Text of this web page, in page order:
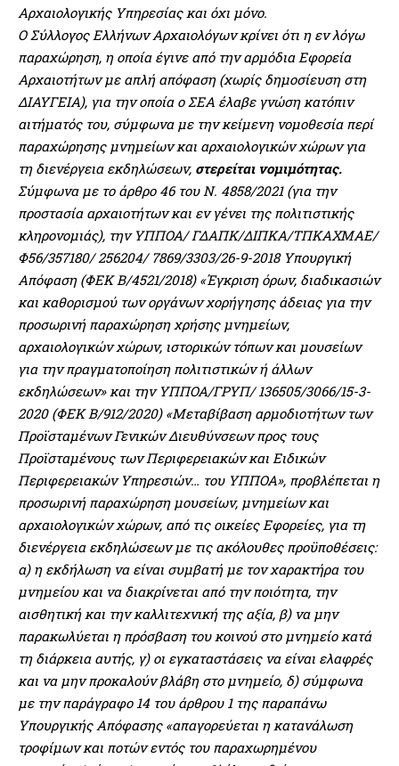
Αρχαιολογικής Υπηρεσίας και όχι μόνο.
Ο Σύλλογος Ελλήνων Αρχαιολόγων κρίνει ότι η εν λόγω
παραχώρηση, η οποία έγινε από την αρμόδια Εφορεία
Αρχαιοτήτων με απλή απόφαση (χωρίς δημοσίευση στη
ΔΙΑΥΓΕΙΑ), για την οποία ο ΣΕΑ έλαβε γνώση κατόπιν
αιτήματός του, σύμφωνα με την κείμενη νομοθεσία περί
παραχώρησης μνημείων και αρχαιολογικών χώρων για
τη διενέργεια εκδηλώσεων, στερείται νομιμότητας.
Σύμφωνα με το άρθρο 46 του Ν. 4858/2021 (για την
προστασία αρχαιοτήτων και εν γένει της πολιτιστικής
κληρονομιάς), την ΥΠΠΟΑ/ ΓΔΑΠΚ/ΔΙΠΚΑ/ΤΠΚΑΧΜΑΕ/
Φ56/357180/ 256204/ 7869/3303/26-9-2018 Υπουργική
Απόφαση (ΦΕΚ Β/4521/2018) «Έγκριση όρων, διαδικασιών
και καθορισμού των οργάνων χορήγησης άδειας για την
προσωρινή παραχώρηση χρήσης μνημείων,
αρχαιολογικών χώρων, ιστορικών τόπων και μουσείων
για την πραγματοποίηση πολιτιστικών ή άλλων
εκδηλώσεων» και την ΥΠΠΟΑ/ΓΡΥΠ/ 136505/3066/15-3-
2020 (ΦΕΚ Β/912/2020) «Μεταβίβαση αρμοδιοτήτων των
Προϊσταμένων Γενικών Διευθύνσεων προς τους
Προϊσταμένους των Περιφερειακών και Ειδικών
Περιφερειακών Υπηρεσιών… του ΥΠΠΟΑ», προβλέπεται η
προσωρινή παραχώρηση μουσείων, μνημείων και
αρχαιολογικών χώρων, από τις οικείες Εφορείες, για τη
διενέργεια εκδηλώσεων με τις ακόλουθες προϋποθέσεις:
α) η εκδήλωση να είναι συμβατή με τον χαρακτήρα του
μνημείου και να διακρίνεται από την ποιότητα, την
αισθητική και την καλλιτεχνική της αξία, β) να μην
παρακωλύεται η πρόσβαση του κοινού στο μνημείο κατά
τη διάρκεια αυτής, γ) οι εγκαταστάσεις να είναι ελαφρές
και να μην προκαλούν βλάβη στο μνημείο, δ) σύμφωνα
με την παράγραφο 14 του άρθρου 1 της παραπάνω
Υπουργικής Απόφασης «απαγορεύεται η κατανάλωση
τροφίμων και ποτών εντός του παραχωρημένου